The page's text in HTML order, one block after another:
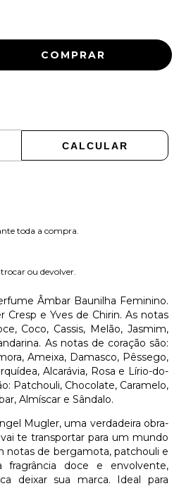
CALCULAR
toda a compra.
ou devolver.
Âmbar Baunilha Feminino.
Cresp e Yves de Chirin. As notas
Coco, Cassis, Melão, Jasmim,
As notas de coração são:
Ameixa, Damasco, Pêssego,
Alcarávia, Rosa e Lírio-do-
Patchouli, Chocolate, Caramelo,
Almíscar e Sândalo.
Mugler, uma verdadeira obra-
te transportar para um mundo
notas de bergamota, patchouli e
fragrância doce e envolvente,
deixar sua marca. Ideal para